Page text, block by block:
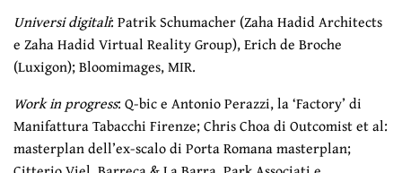
Universi digitali: Patrik Schumacher (Zaha Hadid Architects
e Zaha Hadid Virtual Reality Group), Erich de Broche
(Luxigon); Bloomimages, MIR.
Work in progress: Q-bic e Antonio Perazzi, la ‘Factory’ di
Manifattura Tabacchi Firenze; Chris Choa di Outcomist et al:
masterplan dell’ex-scalo di Porta Romana masterplan;